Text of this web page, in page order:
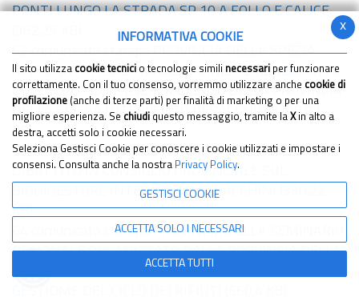
PONTI LUNGO LA STRADA SP 10 A FOLLO E CALICE
62 comunicato stampa PROVINCIA DELLA SPEZIA
APPROVATO A SOLA MAGGIORANZA IL RENDICONTO
DELLA GESTIONE ESERCIZIO 2020 DELLA PROVINCIA
DELLA SPEZIA INTERVENTO PERACCHINI(708.92
KB)
63 comunicato stampa PROVINCIA DELLA SPEZIA
DIBATTITO IN CONSIGLIO PROVINCIALE SUL
BIODIGESTORE INTERVENTO PERACCHINI
KB)
64 comunicato stampa PROVINCIA DELLA SEMINARIO
REGIONALE ORGANIZZATO DALLA PROVINCIA DELLA
SPEZIA PER AFFRONTARE LE ULTIME NOVITÀ SULLA
x
INFORMATIVA COOKIE
Il sito utilizza cookie tecnici o tecnologie simili necessari per funzionare
correttamente. Con il tuo consenso, vorremmo utilizzare anche cookie di
profilazione (anche di terze parti) per finalità di marketing o per una
migliore esperienza. Se chiudi questo messaggio, tramite la Xin alto a
destra, accetti solo i cookie necessari.
Seleziona Gestisci Cookie per conoscere i cookie utilizzati e impostare i
consensi. Consulta anche la nostra Privacy Policy.
GESTISCI COOKIE
ACCETTA SOLO I NECESSARI
ACCETTA TUTTI